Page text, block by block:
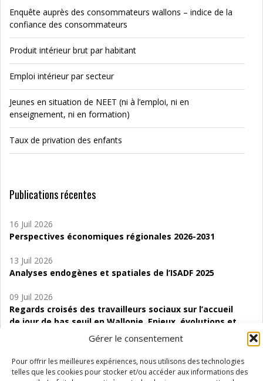
Gérer le consentement
Pour offrir les meilleures expériences, nous utilisons des technologies
telles que les cookies pour stocker et/ou accéder aux informations des
Enquête auprès des consommateurs wallons – indice de la
confiance des consommateurs
Produit intérieur brut par habitant
Emploi intérieur par secteur
Jeunes en situation de NEET (ni à l’emploi, ni en
enseignement, ni en formation)
Taux de privation des enfants
Publications récentes
16 Juil 2026
Perspectives économiques régionales 2026-2031
13 Juil 2026
Analyses endogènes et spatiales de l’ISADF 2025
09 Juil 2026
Regards croisés des travailleurs sociaux sur l’accueil
de jour de bas seuil en Wallonie. Enjeux, évolutions et
06 Juil 2026
Étude d’évaluabilité des Structures